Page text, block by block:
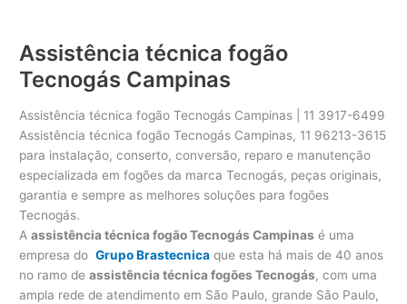
Assistência técnica fogão
Tecnogás Campinas
Assistência técnica fogão Tecnogás Campinas | 11 3917-6499
Assistência técnica fogão Tecnogás Campinas, 11 96213-3615
para instalação, conserto, conversão, reparo e manutenção
especializada em fogões da marca Tecnogás, peças originais,
garantia e sempre as melhores soluções para fogões
Tecnogás.
Aassistência técnica fogão Tecnogás Campinas é uma
empresa doGrupo Brastecnica que esta há mais de 40 anos
no ramo deassistência técnica fogões Tecnogás, com uma
ampla rede de atendimento em São Paulo, grande São Paulo,